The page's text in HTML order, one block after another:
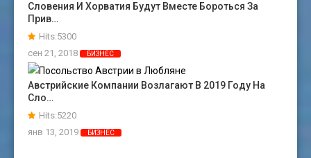
Словения И Хорватия Будут Вместе Бороться За
Прив…
Hits:5300
сен 21, 2018
БИЗНЕС
Австрийские Компании Возлагают В 2019 Году На
Сло…
Hits:5220
янв 13, 2019
БИЗНЕС